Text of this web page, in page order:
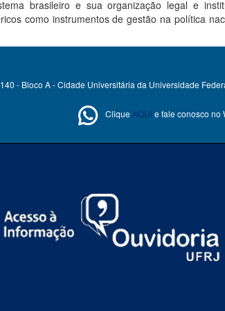
brasileiro e sua organização legal e
como instrumentos de gestão na política
- Bloco A - Cidade Universitária da Universidade
Clique AQUI e fale conosco no